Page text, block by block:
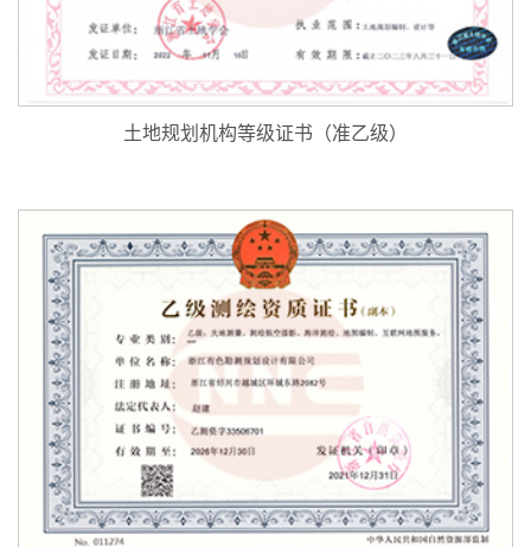
土地规划机构等级证书（准乙级）